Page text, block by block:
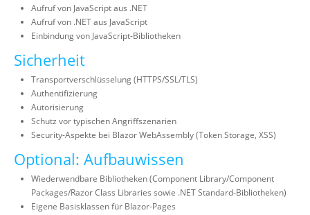
Aufruf von JavaScript aus .NET
Aufruf von .NET aus JavaScript
Einbindung von JavaScript-Bibliotheken
Sicherheit
Transportverschlüsselung (HTTPS/SSL/TLS)
Authentifizierung
Autorisierung
Schutz vor typischen Angriffszenarien
Security-Aspekte bei Blazor WebAssembly (Token Storage, XSS)
Optional: Aufbauwissen
Wiederwendbare Bibliotheken (Component Library/Component
Packages/Razor Class Libraries sowie .NET Standard-Bibliotheken)
Eigene Basisklassen für Blazor-Pages